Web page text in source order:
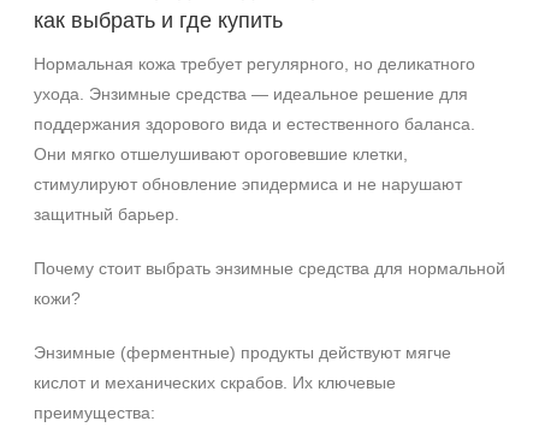
Под макияж
После пилинга
Результат
Защита
Защита от УФ-лучей
Веки
как выбрать и где купить
Нормальная кожа требует регулярного, но деликатного
ухода. Энзимные средства — идеальное решение для
поддержания здорового вида и естественного баланса.
Они мягко отшелушивают ороговевшие клетки,
стимулируют обновление эпидермиса и не нарушают
защитный барьер.
Почему стоит выбрать энзимные средства для нормальной
кожи?
Энзимные (ферментные) продукты действуют мягче
кислот и механических скрабов. Их ключевые
преимущества: